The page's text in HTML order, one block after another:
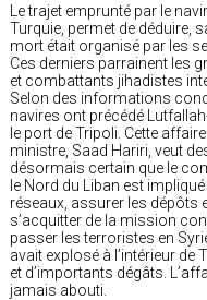
Le trajet emprunté par le
Turquie, permet de déduire,
mort était organisé par les
Ces derniers parrainent les
et combattants jihadistes
Selon des informations
navires ont précédé
le port de Tripoli. Cette
ministre, Saad Hariri, veut
désormais certain que le
le Nord du Liban est
réseaux, assurer les dépôts
s’acquitter de la mission
passer les terroristes en
avait explosé à l’intérieur
et d’importants dégâts.
jamais abouti.